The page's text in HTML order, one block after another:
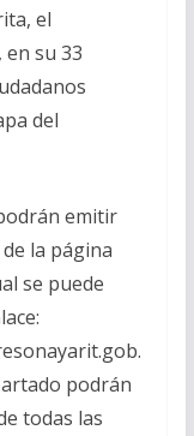
el
su 33
del
emitir
la página
se puede
podrán
todas las